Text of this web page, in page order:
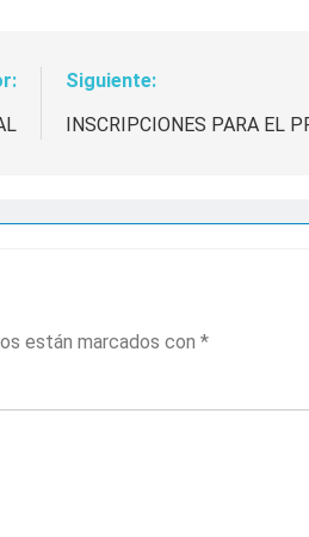
Siguiente:
INSCRIPCIONES PARA EL
están marcados con *